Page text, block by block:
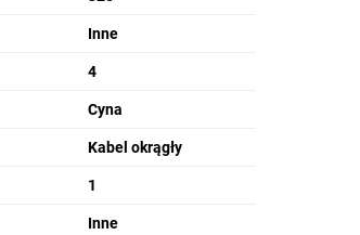
Inne
4
Cyna
Kabel okrągły
1
Inne